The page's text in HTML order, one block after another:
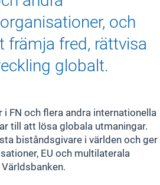
och
främja fred, rättvisa
globalt.
i FN och flera andra internationella
till att lösa globala utmaningar.
biståndsgivare i världen och ger
EU och multilaterala